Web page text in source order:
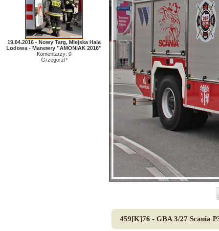
19.04.2016 - Nowy Targ, Miejska Hala
Lodowa - Manewry ''AMONIAK 2016''
Komentarzy: 0
GrzegorzP
459[K]76 - GBA 3/27 Scania